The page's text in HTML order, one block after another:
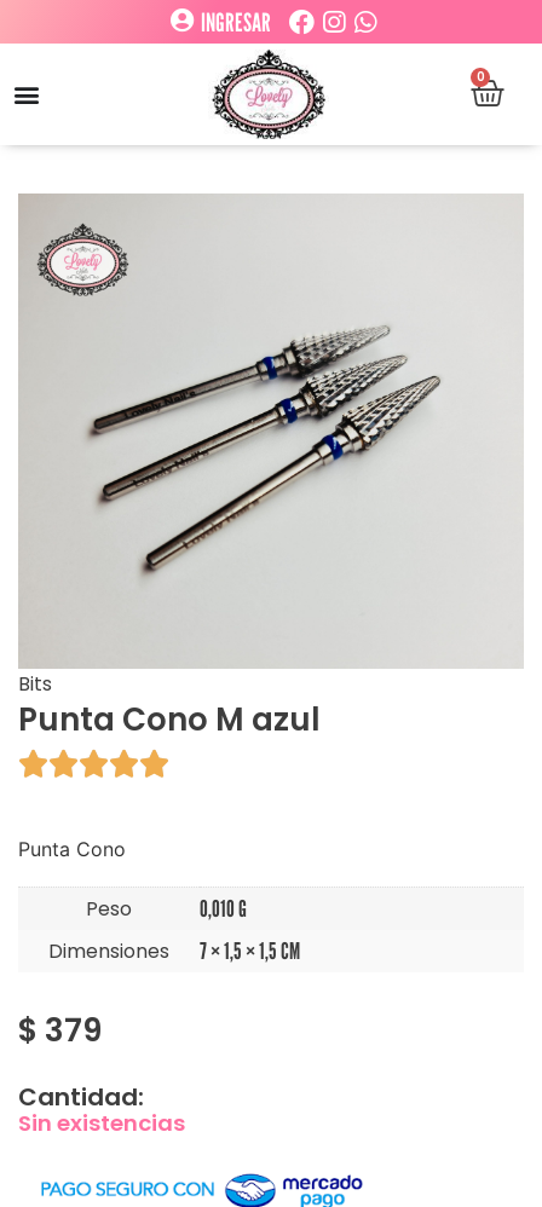
INGRESAR
0
Bits
Punta Cono M azul

Punta Cono
Peso 0,010 G
Dimensiones 7 × 1,5 × 1,5 CM
$ 379
Cantidad:
Sin existencias